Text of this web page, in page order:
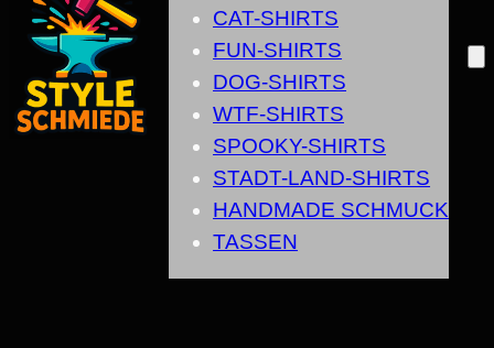
CAT-SHIRTS
FUN-SHIRTS
DOG-SHIRTS
WTF-SHIRTS
SPOOKY-SHIRTS
STADT-LAND-SHIRTS
HANDMADE SCHMUCK
TASSEN